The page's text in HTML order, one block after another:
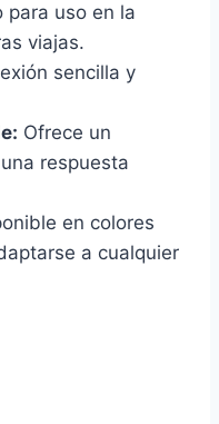
para uso en la
viajas.
sencilla y
Ofrece un
respuesta
en colores
a cualquier